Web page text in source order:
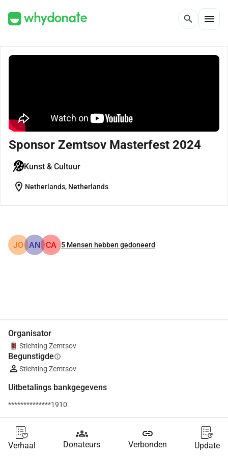
search menu
Sponsor Zemtsov Masterfest 2024
Kunst & Cultuur
location_on Netherlands, Netherlands
JO AN CA 5 Mensen hebben gedoneerd
Organisator
Stichting Zemtsov
Begunstigdeinfo
Stichting Zemtsov
Uitbetalings bankgegevens
**************1910
Verhaal
groups
Donateurs
link
Verbonden Update